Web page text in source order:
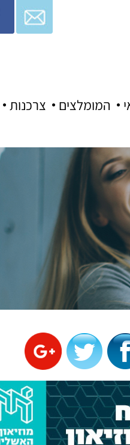
צרכנות המומלצים